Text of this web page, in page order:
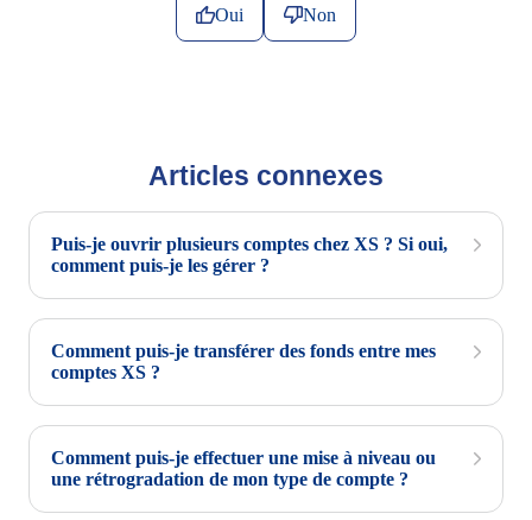
Oui Non
Articles connexes
Puis-je ouvrir plusieurs comptes chez XS ? Si oui,
comment puis-je les gérer ?
Comment puis-je transférer des fonds entre mes
comptes XS ?
Comment puis-je effectuer une mise à niveau ou
une rétrogradation de mon type de compte ?